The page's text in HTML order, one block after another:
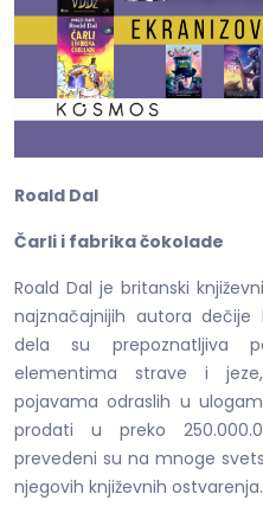
Roald Dal
Čarli i fabrika čokolade
Roald Dal je britanski
najznačajnijih autora dečije
dela su prepoznatljiva
elementima strave i
pojavama odraslih u
prodati u preko
prevedeni su na mnoge
njegovih književnih ostvarenja.